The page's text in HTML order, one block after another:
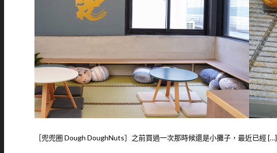
［兜兜圈 Dough DoughNuts］之前買過一次那時候還是小攤子，最近已經 […]